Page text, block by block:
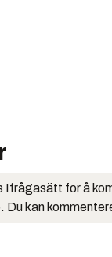
Ifrågasätt for å
kan